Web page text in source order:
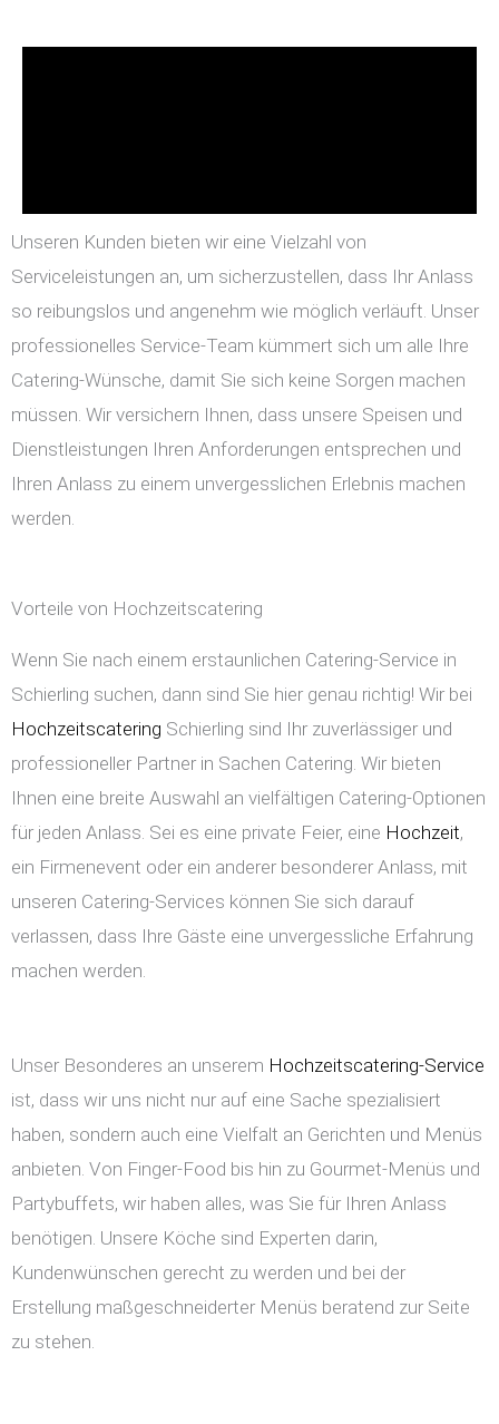
Unseren Kunden bieten wir eine Vielzahl von
Serviceleistungen an, um sicherzustellen, dass Ihr Anlass
so reibungslos und angenehm wie möglich verläuft. Unser
professionelles Service-Team kümmert sich um alle Ihre
Catering-Wünsche, damit Sie sich keine Sorgen machen
müssen. Wir versichern Ihnen, dass unsere Speisen und
Dienstleistungen Ihren Anforderungen entsprechen und
Ihren Anlass zu einem unvergesslichen Erlebnis machen
werden.
Vorteile von Hochzeitscatering
Wenn Sie nach einem erstaunlichen Catering-Service in
Schierling suchen, dann sind Sie hier genau richtig! Wir bei
Hochzeitscatering Schierling sind Ihr zuverlässiger und
professioneller Partner in Sachen Catering. Wir bieten
Ihnen eine breite Auswahl an vielfältigen Catering-Optionen
für jeden Anlass. Sei es eine private Feier, eine Hochzeit,
ein Firmenevent oder ein anderer besonderer Anlass, mit
unseren Catering-Services können Sie sich darauf
verlassen, dass Ihre Gäste eine unvergessliche Erfahrung
machen werden.
Unser Besonderes an unserem Hochzeitscatering-Service
ist, dass wir uns nicht nur auf eine Sache spezialisiert
haben, sondern auch eine Vielfalt an Gerichten und Menüs
anbieten. Von Finger-Food bis hin zu Gourmet-Menüs und
Partybuffets, wir haben alles, was Sie für Ihren Anlass
benötigen. Unsere Köche sind Experten darin,
Kundenwünschen gerecht zu werden und bei der
Erstellung maßgeschneiderter Menüs beratend zur Seite
zu stehen.